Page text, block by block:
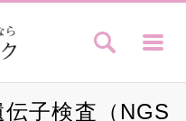
子検査（NGS